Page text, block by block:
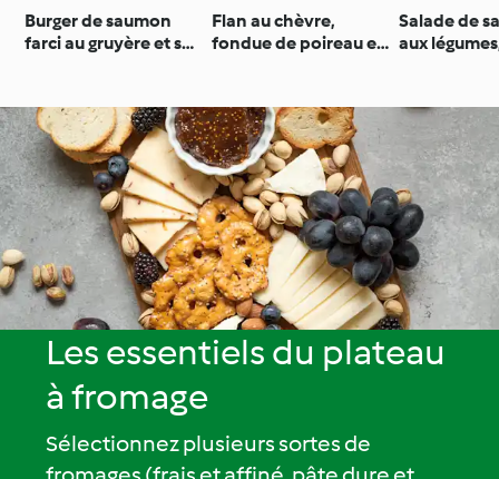
Burger de saumon
farci au gruyère et sa
Flan au chèvre,
fondue de poireau et
Salade de
aux
Les essentiels du plateau
à fromage
Sélectionnez plusieurs sortes de